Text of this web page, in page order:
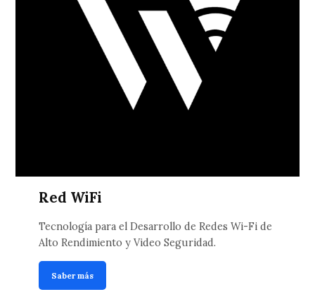
Red WiFi
Tecnología para el Desarrollo de Redes Wi-Fi de
Alto Rendimiento y Video Seguridad.
Saber más